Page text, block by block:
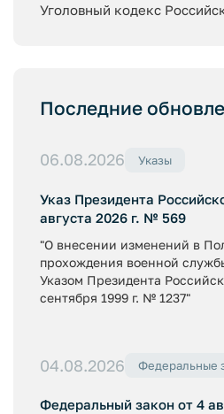
Уголовный кодекс
Последние
06.08.2026 Указы
Указ Президента
августа 2026 г. № 569
"О внесении изменений в
прохождения военной
Указом Президента
сентября 1999 г. № 1237"
04.08.2026 Федеральные
Федеральный закон от 4